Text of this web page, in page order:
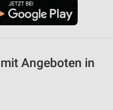
Angeboten in